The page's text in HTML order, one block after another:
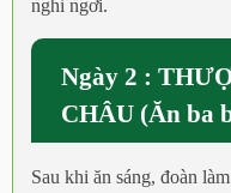
nghỉ ngơi.
Ngày 2 :
CHÂU (Ăn ba
Sau khi ăn sáng, đoàn